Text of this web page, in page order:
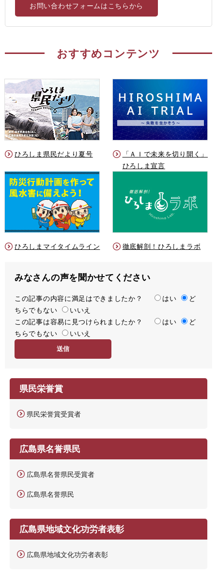
お問い合わせフォームはこちらから
おすすめコンテンツ
ひろしま県民だより夏号
「ＡＩで未来を切り開く」
ひろしま宣言
ひろしまマイタイムライン 徹底解剖！ひろしまラボ
みなさんの声を聞かせてください
満
足
度
この記事の内容に満足はできましたか？ はい
ど
ちらでもない
いいえ
容
易
この記事は容易に見つけられましたか？ はい
ど
ちらでもない
いいえ
県民栄誉賞
県民栄誉賞受賞者
広島県名誉県民
広島県名誉県民受賞者
広島県名誉県民
広島県地域文化功労者表彰
広島県地域文化功労者表彰